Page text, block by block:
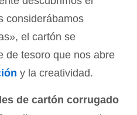
considerábamos
el cartón se
de tesoro que nos abre
y la creatividad.
de cartón corrugado